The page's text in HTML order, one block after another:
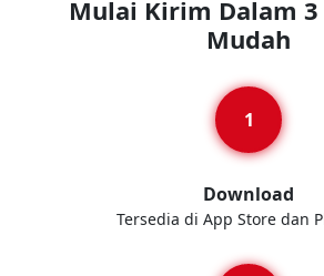
Mulai Kirim Dalam
Mudah
Download
Tersedia di App Store dan